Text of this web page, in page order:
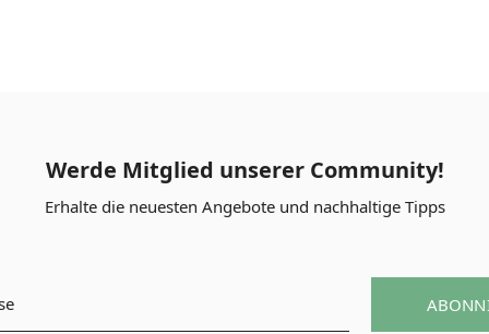
Werde Mitglied unserer Community!
Erhalte die neuesten Angebote und nachhaltige Tipps